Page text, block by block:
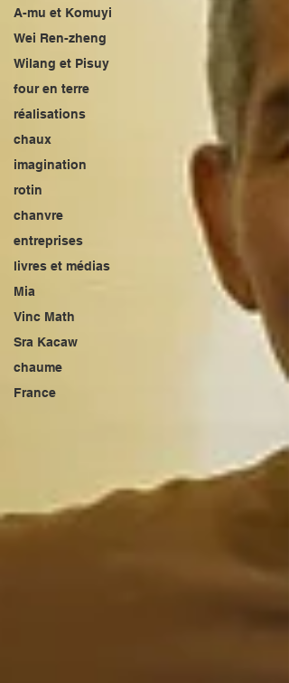
A-mu et Komuyi
Wei Ren-zheng
Wilang et Pisuy
four en terre
réalisations
chaux
imagination
rotin
chanvre
entreprises
livres et médias
Mia
Vinc Math
Sra Kacaw
chaume
France